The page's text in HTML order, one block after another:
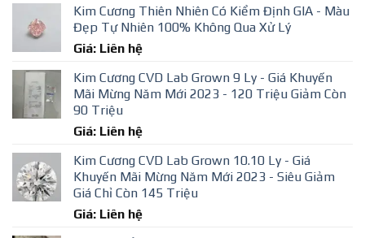
Kim Cương Thiên Nhiên Có Kiểm Định GIA - Màu
Đẹp Tự Nhiên 100% Không Qua Xử Lý
Giá: Liên hệ
Kim Cương CVD Lab Grown 9 Ly - Giá Khuyến
Mãi Mừng Năm Mới 2023 - 120 Triệu Giảm Còn
90 Triệu
Giá: Liên hệ
Kim Cương CVD Lab Grown 10.10 Ly - Giá
Khuyến Mãi Mừng Năm Mới 2023 - Siêu Giảm
Giá Chỉ Còn 145 Triệu
Giá: Liên hệ